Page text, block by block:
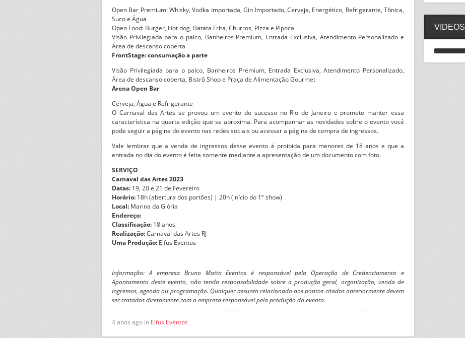
Open Bar Premium: Whisky, Vodka Importada, Gin Importado, Cerveja, Energético, Refrigerante, Tônica,
Suco e Água
Open Food: Burger, Hot dog, Batata Frita, Churros, Pizza e Pipoca
Visão Privilegiada para o palco, Banheiros Premium, Entrada Exclusiva, Atendimento Personalizado e
Área de descanso coberta
FrontStage: consumação a parte
Visão Privilegiada para o palco, Banheiros Premium, Entrada Exclusiva, Atendimento Personalizado,
Área de descanso coberta, Bistrô Shop e Praça de Alimentação Gourmet
Arena Open Bar
Cerveja, Água e Refrigerante
O Carnaval das Artes se provou um evento de sucesso no Rio de Janeiro e promete manter essa
característica na quarta edição que se aproxima. Para acompanhar as novidades sobre o evento você
pode seguir a página do evento nas redes sociais ou acessar a página de compra de ingressos.
Vale lembrar que a venda de ingressos desse evento é proibida para menores de 18 anos e que a
entrada no dia do evento é feita somente mediante a apresentação de um documento com foto.
SERVIÇO
Carnaval das Artes 2023
Datas: 19, 20 e 21 de Fevereiro
Horário: 18h (abertura dos portões) | 20h (início do 1º show)
Local: Marina da Glória
Endereço:
Classificação: 18 anos
Realização:Carnaval das Artes RJ
Uma Produção: Elfus Eventos
Informação: A empresa Bruno Motta Eventos é responsável pela Operação de Credenciamento e
Apontamento deste evento, não tendo responsabilidade sobre a produção geral, organização, venda de
ingressos, agenda ou programação. Qualquer assunto relacionado aos pontos citados anteriormente devem
ser tratados diretamente com a empresa responsável pela produção do evento.
4 anos ago in Elfus Eventos
VIDEOS